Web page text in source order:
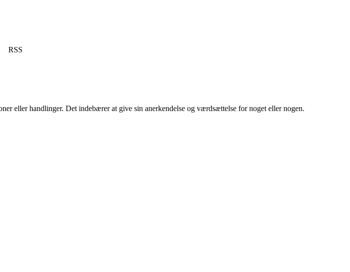
RSS
eller handlinger. Det indebærer at give sin anerkendelse og værdsættelse for noget eller nogen.